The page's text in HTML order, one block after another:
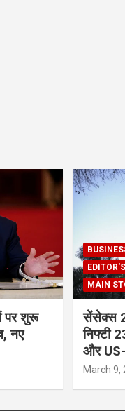
पर शुरू
नए
MAIN
सेंसेक्स
निफ्टी
और US-
March 9,